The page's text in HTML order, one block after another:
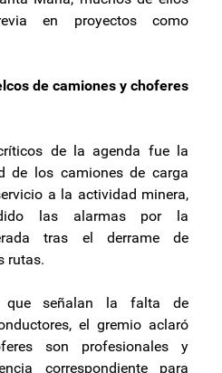
en proyectos como
de camiones y choferes
de la agenda fue la
de los camiones de carga
a la actividad minera,
las alarmas por la
tras el derrame de
rutas.
que señalan la falta de
el gremio aclaró
son profesionales y
correspondiente para